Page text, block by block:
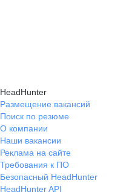
HeadHunter
Размещение вакансий
Поиск по резюме
О компании
Наши вакансии
Реклама на сайте
Требования к ПО
Безопасный HeadHunter
HeadHunter API